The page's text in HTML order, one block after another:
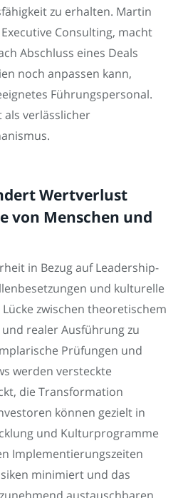
zu erhalten. Martin
Executive Consulting, macht
Abschluss eines Deals
noch anpassen kann,
Führungspersonal.
als verlässlicher
Wertverlust
von Menschen und
in Bezug auf Leadership-
und kulturelle
zwischen theoretischem
realer Ausführung zu
Prüfungen und
werden versteckte
die Transformation
können gezielt in
und Kulturprogramme
Implementierungszeiten
minimiert und das